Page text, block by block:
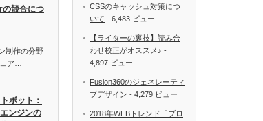
競合につ
制作の分野
ア…
ボット：
ンジンの
CSSのキャッシュ対策につ
いて - 6,483 ビュー
【ライターの裏技】読み合
わせ校正がオススメ♪ -
4,897 ビュー
Fusion360のジェネレーティ
ブデザイン - 4,279 ビュー
2018年WEBトレンド「ブロ